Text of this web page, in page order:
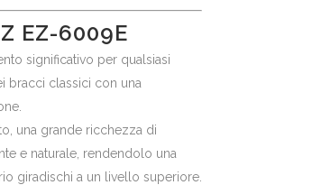
EZ-6009E
significativo per qualsiasi
bracci classici con una
una grande ricchezza di
e naturale, rendendolo una
giradischi a un livello superiore.